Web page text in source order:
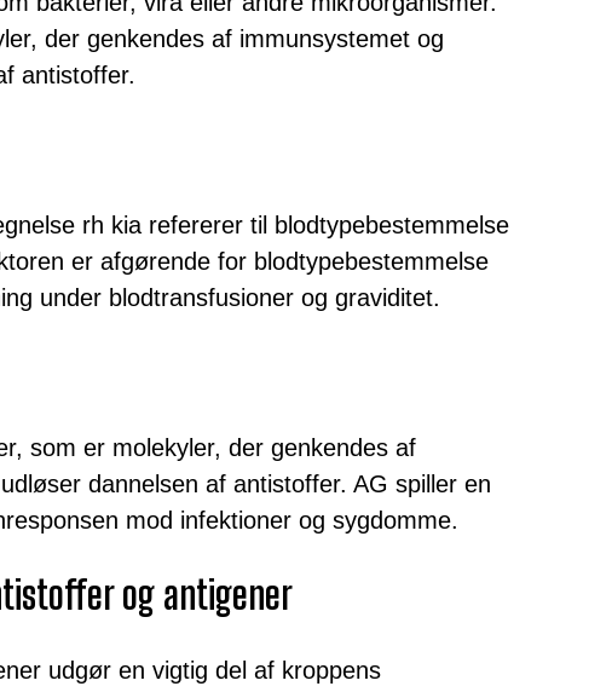
der genkendes af immunsystemet og
antistoffer.
rh kia refererer til blodtypebestemmelse
er afgørende for blodtypebestemmelse
under blodtransfusioner og graviditet.
som er molekyler, der genkendes af
dannelsen af antistoffer. AG spiller en
mod infektioner og sygdomme.
og antigener
udgør en vigtig del af kroppens